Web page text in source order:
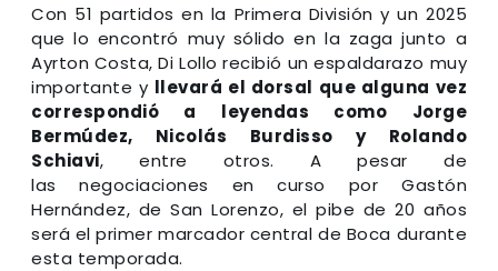
Con 51 partidos en la Primera División y un 2025
que lo encontró muy sólido en la zaga junto a
Ayrton Costa, Di Lollo recibió un espaldarazo muy
importante y llevará el dorsal que alguna vez
correspondió a leyendas como Jorge
Bermúdez, Nicolás Burdisso y Rolando
Schiavi, entre otros. A pesar de
las negociaciones en curso por Gastón
Hernández, de San Lorenzo, el pibe de 20 años
será el primer marcador central de Boca durante
esta temporada.